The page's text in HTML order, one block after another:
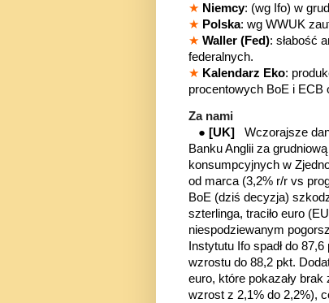
★ Niemcy: (wg Ifo) w
★ Polska: wg WWUK
★ Waller (Fed): słabość
federalnych.
★ Kalendarz Eko:
procentowych BoE i ECB
Za nami
● [UK]
Wczorajsze
Banku Anglii za
konsumpcyjnych w
od marca (3,2% r/r vs
BoE (dziś decyzja)
szterlinga, traciło euro
niespodziewanym
Instytutu Ifo spadł do
wzrostu do 88,2 pkt.
euro, które pokazały
wzrost z 2,1% do 2,2%),